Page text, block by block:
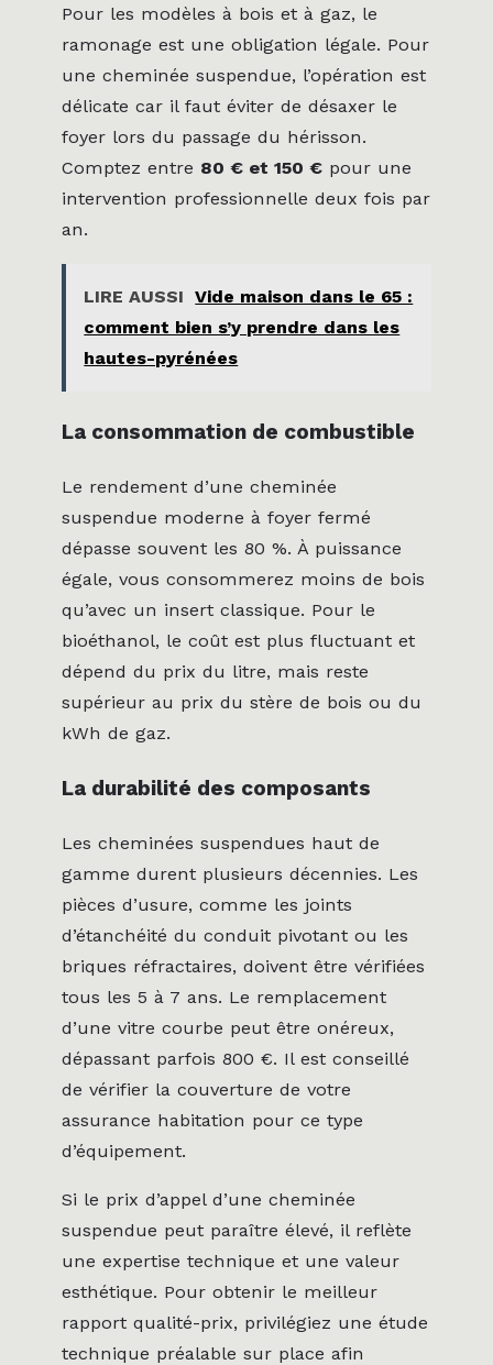
Pour les modèles à bois et à gaz, le
ramonage est une obligation légale. Pour
une cheminée suspendue, l’opération est
délicate car il faut éviter de désaxer le
foyer lors du passage du hérisson.
Comptez entre 80 € et 150 € pour une
intervention professionnelle deux fois par
an.
LIRE AUSSI Vide maison dans le 65 :
comment bien s’y prendre dans les
hautes-pyrénées
La consommation de combustible
Le rendement d’une cheminée
suspendue moderne à foyer fermé
dépasse souvent les 80 %. À puissance
égale, vous consommerez moins de bois
qu’avec un insert classique. Pour le
bioéthanol, le coût est plus fluctuant et
dépend du prix du litre, mais reste
supérieur au prix du stère de bois ou du
kWh de gaz.
La durabilité des composants
Les cheminées suspendues haut de
gamme durent plusieurs décennies. Les
pièces d’usure, comme les joints
d’étanchéité du conduit pivotant ou les
briques réfractaires, doivent être vérifiées
tous les 5 à 7 ans. Le remplacement
d’une vitre courbe peut être onéreux,
dépassant parfois 800 €. Il est conseillé
de vérifier la couverture de votre
assurance habitation pour ce type
d’équipement.
Si le prix d’appel d’une cheminée
suspendue peut paraître élevé, il reflète
une expertise technique et une valeur
esthétique. Pour obtenir le meilleur
rapport qualité-prix, privilégiez une étude
technique préalable sur place afin